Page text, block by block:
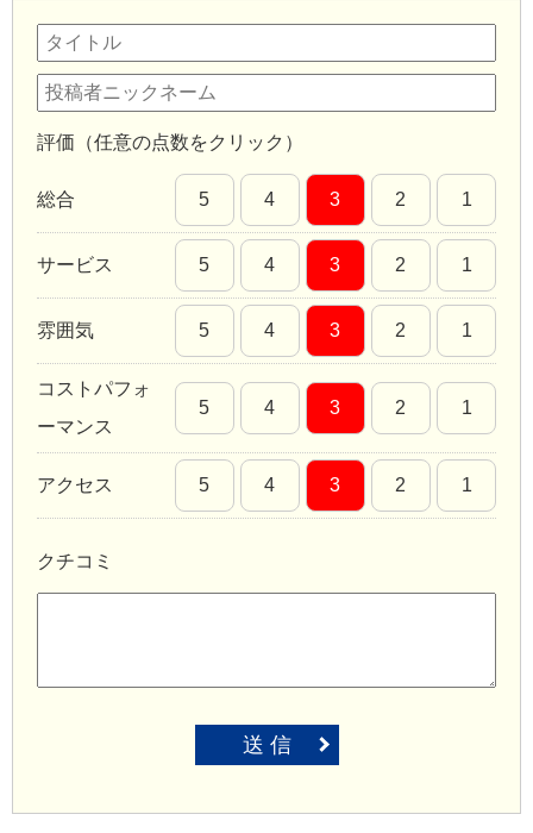
評価（任意の点数をクリック）
総合 5 4 3 2 1
サービス 5 4 3 2 1
雰囲気 5 4 3 2 1
コストパフォ
ーマンス
5 4 3 2 1
アクセス 5 4 3 2 1
クチコミ
送 信